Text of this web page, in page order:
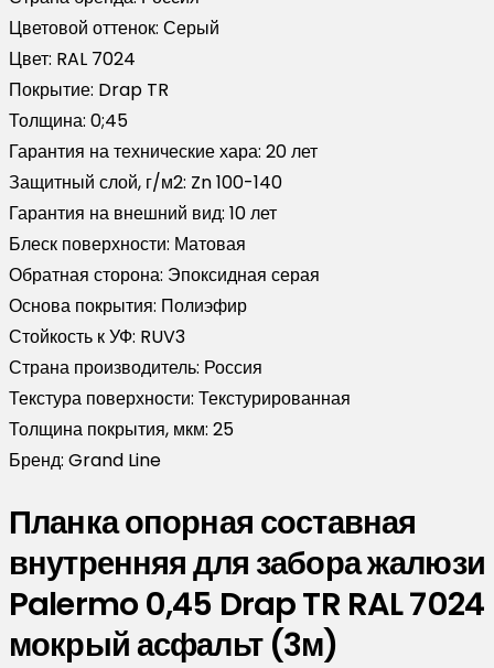
Цветовой оттенок: Серый
Цвет: RAL 7024
Покрытие: Drap TR
Толщина: 0;45
Гарантия на технические хара: 20 лет
Защитный слой, г/м2: Zn 100-140
Гарантия на внешний вид: 10 лет
Блеск поверхности: Матовая
Обратная сторона: Эпоксидная серая
Основа покрытия: Полиэфир
Стойкость к УФ: RUV3
Страна производитель: Россия
Текстура поверхности: Текстурированная
Толщина покрытия, мкм: 25
Бренд: Grand Line
Планка опорная составная
внутренняя для забора жалюзи
Palermo 0,45 Drap TR RAL 7024
мокрый асфальт (3м)